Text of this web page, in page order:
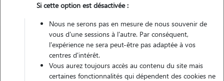
Si cette option est désactivée :
Nous ne serons pas en mesure de nous souvenir de
vous d'une sessions à l'autre. Par conséquent,
l'expérience ne sera peut-être pas adaptée à vos
centres d'intérêt.
Vous aurez toujours accès au contenu du site mais
certaines fonctionnalités qui dépendent des cookies ne